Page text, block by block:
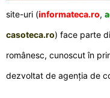
site-uri (informateca.ro,
casoteca.ro) face parte
românesc, cunoscut în
dezvoltat de agenția de